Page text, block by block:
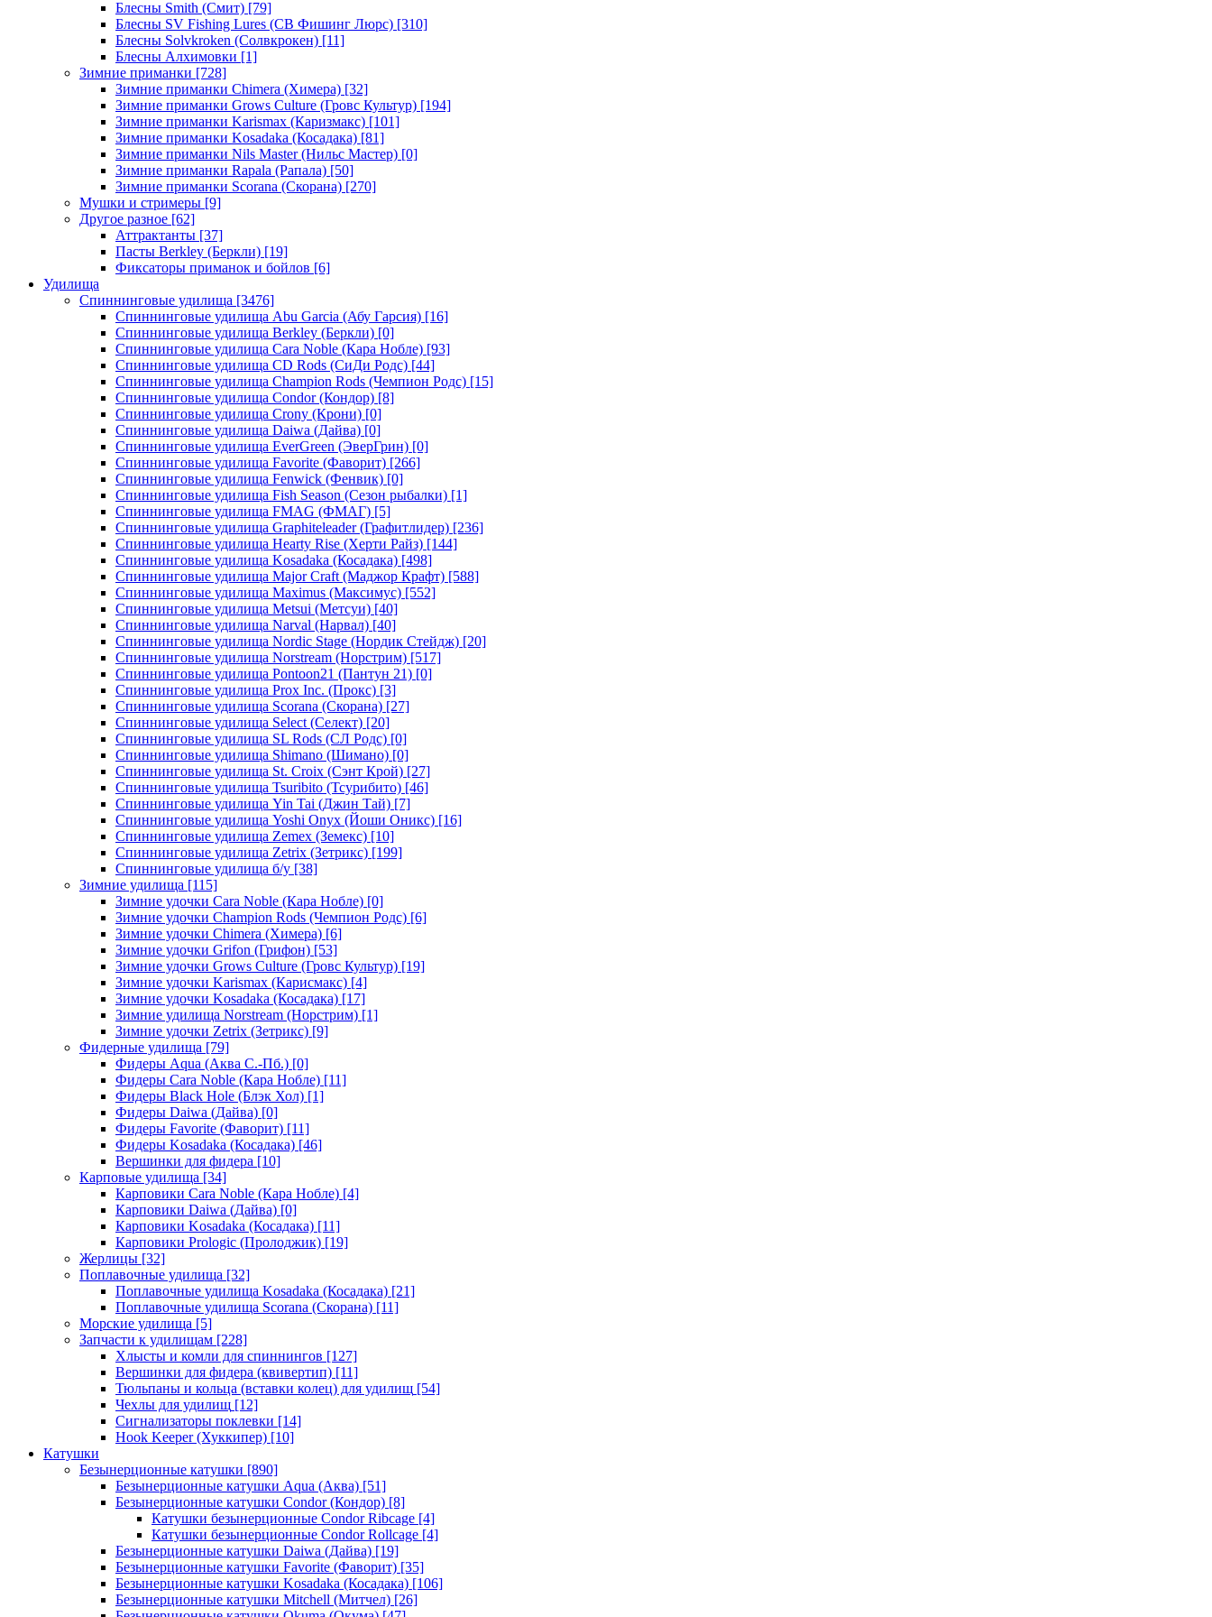
Блесны Smith (Смит) [79]
Блесны SV Fishing Lures (СВ Фишинг Люрс) [310]
Блесны Solvkroken (Солвкрокен) [11]
Блесны Алхимовки [1]
Зимние приманки [728]
Зимние приманки Chimera (Химера) [32]
Зимние приманки Grows Culture (Гровс Культур) [194]
Зимние приманки Karismax (Каризмакс) [101]
Зимние приманки Kosadaka (Косадака) [81]
Зимние приманки Nils Master (Нильс Мастер) [0]
Зимние приманки Rapala (Рапала) [50]
Зимние приманки Scorana (Скорана) [270]
Мушки и стримеры [9]
Другое разное [62]
Аттрактанты [37]
Пасты Berkley (Беркли) [19]
Фиксаторы приманок и бойлов [6]
Удилища
Спиннинговые удилища [3476]
Спиннинговые удилища Abu Garcia (Абу Гарсия) [16]
Спиннинговые удилища Berkley (Беркли) [0]
Спиннинговые удилища Cara Noble (Кара Нобле) [93]
Спиннинговые удилища CD Rods (СиДи Родс) [44]
Спиннинговые удилища Champion Rods (Чемпион Родс) [15]
Спиннинговые удилища Condor (Кондор) [8]
Спиннинговые удилища Crony (Крони) [0]
Спиннинговые удилища Daiwa (Дайва) [0]
Спиннинговые удилища EverGreen (ЭверГрин) [0]
Спиннинговые удилища Favorite (Фаворит) [266]
Спиннинговые удилища Fenwick (Фенвик) [0]
Спиннинговые удилища Fish Season (Сезон рыбалки) [1]
Спиннинговые удилища FMAG (ФМАГ) [5]
Спиннинговые удилища Graphiteleader (Графитлидер) [236]
Спиннинговые удилища Hearty Rise (Херти Райз) [144]
Спиннинговые удилища Kosadaka (Косадака) [498]
Спиннинговые удилища Major Craft (Маджор Крафт) [588]
Спиннинговые удилища Maximus (Максимус) [552]
Спиннинговые удилища Metsui (Метсуи) [40]
Спиннинговые удилища Narval (Нарвал) [40]
Спиннинговые удилища Nordic Stage (Нордик Стейдж) [20]
Спиннинговые удилища Norstream (Норстрим) [517]
Спиннинговые удилища Pontoon21 (Пантун 21) [0]
Спиннинговые удилища Prox Inc. (Прокс) [3]
Спиннинговые удилища Scorana (Скорана) [27]
Спиннинговые удилища Select (Селект) [20]
Спиннинговые удилища SL Rods (СЛ Родс) [0]
Спиннинговые удилища Shimano (Шимано) [0]
Спиннинговые удилища St. Croix (Сэнт Крой) [27]
Спиннинговые удилища Tsuribito (Тсурибито) [46]
Спиннинговые удилища Yin Tai (Джин Тай) [7]
Спиннинговые удилища Yoshi Onyx (Йоши Оникс) [16]
Спиннинговые удилища Zemex (Земекс) [10]
Спиннинговые удилища Zetrix (Зетрикс) [199]
Спиннинговые удилища б/у [38]
Зимние удилища [115]
Зимние удочки Cara Noble (Кара Нобле) [0]
Зимние удочки Champion Rods (Чемпион Родс) [6]
Зимние удочки Chimera (Химера) [6]
Зимние удочки Grifon (Грифон) [53]
Зимние удочки Grows Culture (Гровс Культур) [19]
Зимние удочки Karismax (Карисмакс) [4]
Зимние удочки Kosadaka (Косадака) [17]
Зимние удилища Norstream (Норстрим) [1]
Зимние удочки Zetrix (Зетрикс) [9]
Фидерные удилища [79]
Фидеры Aqua (Аква С.-Пб.) [0]
Фидеры Cara Noble (Кара Нобле) [11]
Фидеры Black Hole (Блэк Хол) [1]
Фидеры Daiwa (Дайва) [0]
Фидеры Favorite (Фаворит) [11]
Фидеры Kosadaka (Косадака) [46]
Вершинки для фидера [10]
Карповые удилища [34]
Карповики Cara Noble (Кара Нобле) [4]
Карповики Daiwa (Дайва) [0]
Карповики Kosadaka (Косадака) [11]
Карповики Prologic (Пролоджик) [19]
Жерлицы [32]
Поплавочные удилища [32]
Поплавочные удилища Kosadaka (Косадака) [21]
Поплавочные удилища Scorana (Скорана) [11]
Морские удилища [5]
Запчасти к удилищам [228]
Хлысты и комли для спиннингов [127]
Вершинки для фидера (квивертип) [11]
Тюльпаны и кольца (вставки колец) для удилищ [54]
Чехлы для удилищ [12]
Сигнализаторы поклевки [14]
Hook Keeper (Хуккипер) [10]
Катушки
Безынерционные катушки [890]
Безынерционные катушки Aqua (Аква) [51]
Безынерционные катушки Condor (Кондор) [8]
Катушки безынерционные Condor Ribcage [4]
Катушки безынерционные Condor Rollcage [4]
Безынерционные катушки Daiwa (Дайва) [19]
Безынерционные катушки Favorite (Фаворит) [35]
Безынерционные катушки Kosadaka (Косадака) [106]
Безынерционные катушки Mitchell (Митчел) [26]